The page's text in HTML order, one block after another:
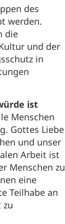
des
werden.
die
und der
in
ist
Menschen
Gottes Liebe
und unser
Arbeit ist
Menschen zu
eine
Teilhabe an
zu